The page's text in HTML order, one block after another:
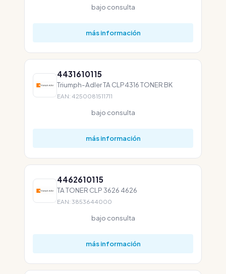
bajo consulta
más información
4431610115
Triumph-Adler TA CLP4316 TONER BK
EAN: 4250081511711
bajo consulta
más información
4462610115
TA TONER CLP 3626 4626
EAN: 3853644000
bajo consulta
más información